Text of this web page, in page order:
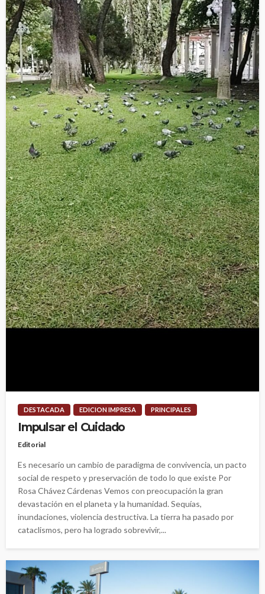
DESTACADA EDICION IMPRESA PRINCIPALES
Impulsar el Cuidado
Editorial
Es necesario un cambio de paradigma de convivencia, un pacto
social de respeto y preservación de todo lo que existe Por
Rosa Chávez Cárdenas Vemos con preocupación la gran
devastación en el planeta y la humanidad. Sequías,
inundaciones, violencia destructiva. La tierra ha pasado por
cataclismos, pero ha logrado sobrevivir,...